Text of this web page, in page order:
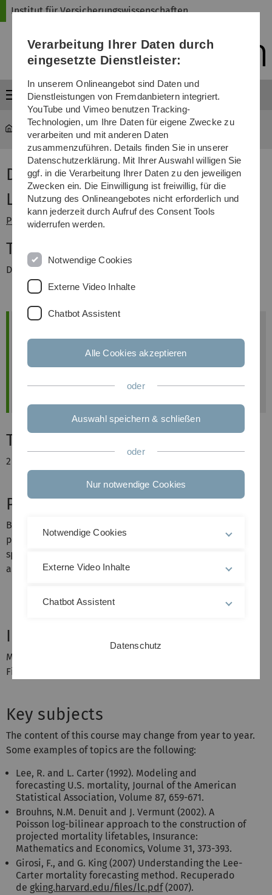
Direkt
Direkt
Direkt
(Sprache,
Drucken,
Media)
Direkt
Direkt
Institut für Versicherungswissenschaften
Menü
Data Analytics in Life Insurance
Data Analytics in Life Insurance
Lecturer
Prof. Dr. Mitja Stadje
Time and place
Date and Times: Thursdays, 2:15 - 3:45 pm, N24, Room 226
Handing in Homework iscompulsory
be found onmoodle
Type
2 hours lecture
Prerequisites
Basic knowledge of life insurance mathematics and basic
probabilistic models for the calculation of future life
spans and mortality tables (e.g. module "Life-, Healtth-
and Pension-Mathematics").
Intended audience
Master students in Mathematics, Business Mathematics,
Finance, Data Science and Mathemtical Biometry
Key subjects
The content of this course may change from year to year.
Some examples of topics are the following:
Lee, R. and L. Carter (1992). Modeling and
forecasting U.S. mortality, Journal of the American
Statistical Association, Volume 87, 659-671.
Brouhns, N.M. Denuit and J. Vermunt (2002). A
Poisson log-bilinear approach to the construction of
projected mortality lifetables, Insurance:
Mathematics and Economics, Volume 31, 373-393.
Girosi, F., and G. King (2007) Understanding the Lee-
Carter mortality forecasting method. Recuperado
de gking.harvard.edu/files/lc.pdf(2007).
Verarbeitung Ihrer Daten durch
eingesetzte Dienstleister:
In unserem Onlineangebot sind Daten und
Dienstleistungen von Fremdanbietern integriert.
YouTube und Vimeo benutzen Tracking-
Technologien, um Ihre Daten für eigene Zwecke zu
verarbeiten und mit anderen Daten
zusammenzuführen. Details finden Sie in unserer
Datenschutzerklärung. Mit Ihrer Auswahl willigen Sie
ggf. in die Verarbeitung Ihrer Daten zu den jeweiligen
Zwecken ein. Die Einwilligung ist freiwillig, für die
Nutzung des Onlineangebotes nicht erforderlich und
kann jederzeit durch Aufruf des Consent Tools
widerrufen werden.
Notwendige Cookies
Externe Video Inhalte
Chatbot Assistent
Alle Cookies akzeptieren
oder
Auswahl speichern & schließen
oder
Nur notwendige Cookies
Notwendige Cookies
Externe Video Inhalte
Chatbot Assistent
Datenschutz